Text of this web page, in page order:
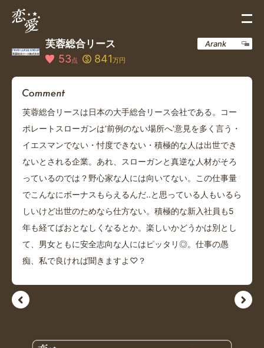
芙蓉総合リース
53点 841万円
Arank
芙蓉総合リースは日本の大手総合リース会社である。コー
ポレートスローガンは‘前例のない場所へ‘意見を多く言う・
イエスマンでない・忖度できない・積極的な人は出世でき
ないとされる企業。あれ、スローガンと真逆な人材がそろ
っているのでは？野心家な人には向いてない。この仕事量
でこんなにボーナスもらえるんだ‥と思っている人もいるら
しいけど出世のためなら仕方ない。積極的な新入社員も5
年も経てばおとなしくなるとか。楽しいかどうかは別とし
て、男女ともに安全志向な人にはピッタリ◎。仕事の愚
痴、私で良ければ聞きますよ♡？